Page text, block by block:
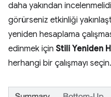
daha yakından
görürseniz etkinliği
yeniden hesaplama
edinmek için Stili Yeniden
herhangi bir çalışmayı seçin.